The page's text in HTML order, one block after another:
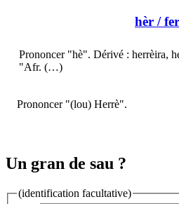
hèr / fer
Prononcer "hè". Dérivé : herrèira,
"Afr. (…)
Prononcer "(lou) Herrè".
Un gran de sau ?
(identification facultative)